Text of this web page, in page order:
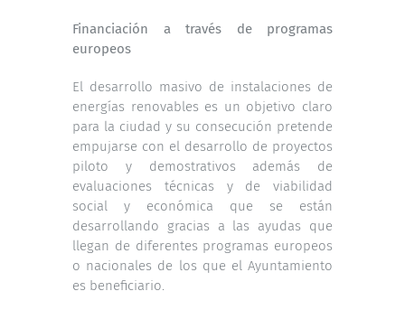
Financiación a través de programas
europeos
El desarrollo masivo de instalaciones de
energías renovables es un objetivo claro
para la ciudad y su consecución pretende
empujarse con el desarrollo de proyectos
piloto y demostrativos además de
evaluaciones técnicas y de viabilidad
social y económica que se están
desarrollando gracias a las ayudas que
llegan de diferentes programas europeos
o nacionales de los que el Ayuntamiento
es beneficiario.